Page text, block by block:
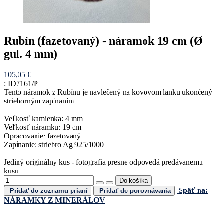
Rubín (fazetovaný) - náramok 19 cm (Ø
gul. 4 mm)
105,05 €
: ID7161/P
Tento náramok z Rubínu je navlečený na kovovom lanku ukončený
strieborným zapínaním.
Veľkosť kamienka: 4 mm
Veľkosť náramku: 19 cm
Opracovanie: fazetovaný
Zapínanie: striebro Ag 925/1000
Jediný originálny kus - fotografia presne odpovedá predávanemu
kusu
Pridať do zoznamu prianí Pridať do porovnávania
Späť na:
NÁRAMKY Z MINERÁLOV